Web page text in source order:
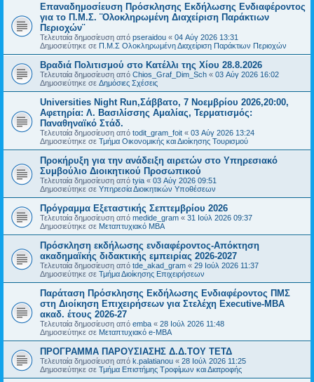
Επαναδημοσίευση Πρόσκλησης Εκδήλωσης Ενδιαφέροντος
για το Π.Μ.Σ. ¨Ολοκληρωμένη Διαχείριση Παράκτιων
Περιοχών¨
Τελευταία δημοσίευση από pseraidou « 04 Αύγ 2026 13:31
Δημοσιεύτηκε σε Π.Μ.Σ Ολοκληρωμένη Διαχείριση Παράκτιων Περιοχών
Βραδιά Πολιτισμού στο Κατέλλι της Χίου 28.8.2026
Τελευταία δημοσίευση από Chios_Graf_Dim_Sch « 03 Αύγ 2026 16:02
Δημοσιεύτηκε σε Δημόσιες Σχέσεις
Universities Night Run,Σάββατο, 7 Νοεμβρίου 2026,20:00,
Αφετηρία: Λ. Βασιλίσσης Αμαλίας, Τερματισμός:
Παναθηναϊκό Στάδ.
Τελευταία δημοσίευση από todit_gram_foit « 03 Αύγ 2026 13:24
Δημοσιεύτηκε σε Τμήμα Οικονομικής και Διοίκησης Τουρισμού
Προκήρυξη για την ανάδειξη αιρετών στο Υπηρεσιακό
Συμβούλιο Διοικητικού Προσωπικού
Τελευταία δημοσίευση από tyia « 03 Αύγ 2026 09:51
Δημοσιεύτηκε σε Υπηρεσία Διοικητικών Υποθέσεων
Πρόγραμμα Εξεταστικής Σεπτεμβρίου 2026
Τελευταία δημοσίευση από medide_gram « 31 Ιούλ 2026 09:37
Δημοσιεύτηκε σε Μεταπτυχιακό MBA
Πρόσκληση εκδήλωσης ενδιαφέροντος-Απόκτηση
ακαδημαϊκής διδακτικής εμπειρίας 2026-2027
Τελευταία δημοσίευση από tde_akad_gram « 29 Ιούλ 2026 11:37
Δημοσιεύτηκε σε Τμήμα Διοίκησης Επιχειρήσεων
Παράταση Πρόσκλησης Εκδήλωσης Ενδιαφέροντος ΠΜΣ
στη Διοίκηση Επιχειρήσεων για Στελέχη Executive-MBΑ
ακαδ. έτους 2026-27
Τελευταία δημοσίευση από emba « 28 Ιούλ 2026 11:48
Δημοσιεύτηκε σε Μεταπτυχιακό e-MBA
ΠΡΟΓΡΑΜΜΑ ΠΑΡΟΥΣΙΑΣΗΣ Δ.Δ.ΤΟΥ ΤΕΤΔ
Τελευταία δημοσίευση από k.palatianou « 28 Ιούλ 2026 11:25
Δημοσιεύτηκε σε Τμήμα Επιστήμης Τροφίμων και Διατροφής